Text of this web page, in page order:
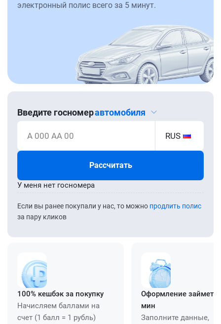
электронный полис всего за 5 минут.
Введите госномеравтомобиля
А 000 АА 00 RUS
Рассчитать
Если вы ранее покупали у нас, то можно продлить полис
за пару кликов
У меня нет госномера
100% кешбэк за покупку
Начисляем баллами на
счет (1 балл = 1 рубль)
Оформление займет
мин
Заполните данные,